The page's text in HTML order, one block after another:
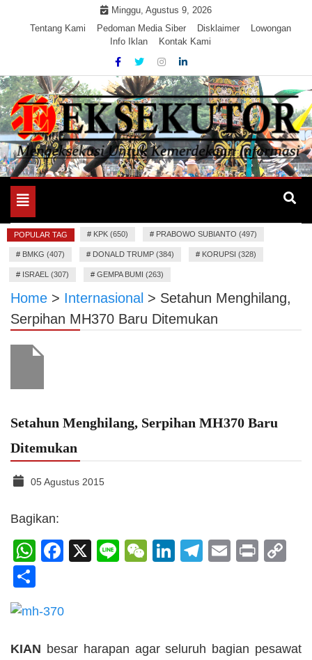
Minggu, Agustus 9, 2026
Tentang Kami
Pedoman Media Siber Disklaimer
Lowongan
Info Iklan
Kontak Kami
EKSEKUTOR
Mengeksekusi Berita Untuk Kemerdekaan dan Keadilan
Toggle
navigation
POPULAR TAG # KPK (650) # PRABOWO SUBIANTO (497)
# BMKG (407) # DONALD TRUMP (384) # KORUPSI (328)
# ISRAEL (307) # GEMPA BUMI (263)
Home > Internasional > Setahun Menghilang,
Serpihan MH370 Baru Ditemukan
Setahun Menghilang, Serpihan MH370 Baru
Ditemukan
05 Agustus 2015
Bagikan:
WhatsApp
Facebook
X LineWeChat
LinkedIn
Telegram
Email
Print
KIAN besar harapan agar seluruh bagian pesawat